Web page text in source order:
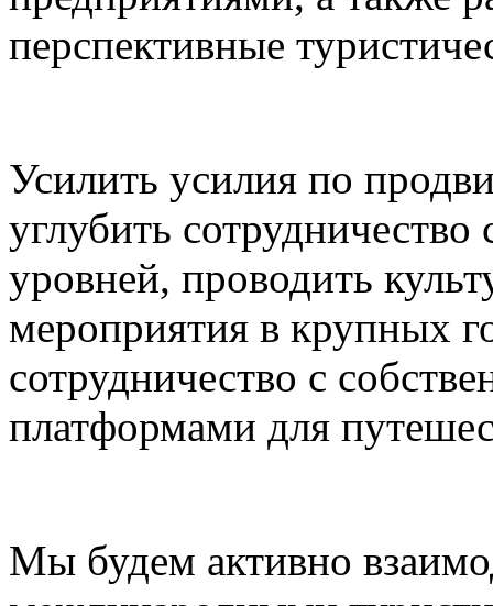
перспективные
Усилить усилия по
углубить
уровней, проводить
мероприятия в крупных
сотрудничество с
платформами для
Мы будем активно